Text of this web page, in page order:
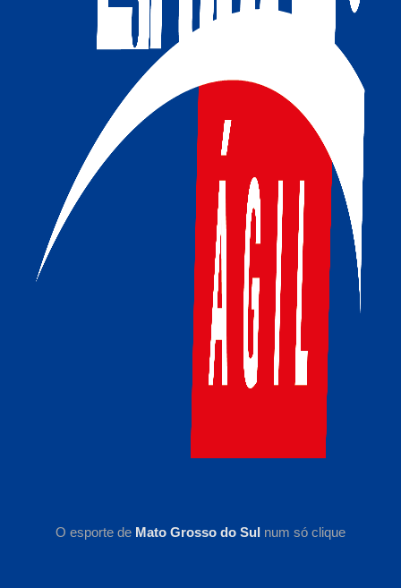
O esporte de Mato Grosso do Sul num só clique